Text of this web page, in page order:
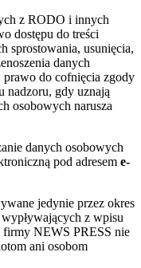
z RODO i innych
dostępu do treści
sprostowania, usunięcia,
danych
do cofnięcia zgody
nadzoru, gdy uznają
osobowych narusza
danych osobowych
pod adresem e-
jedynie przez okres
z wpisu
firmy NEWS PRESS nie
ani osobom